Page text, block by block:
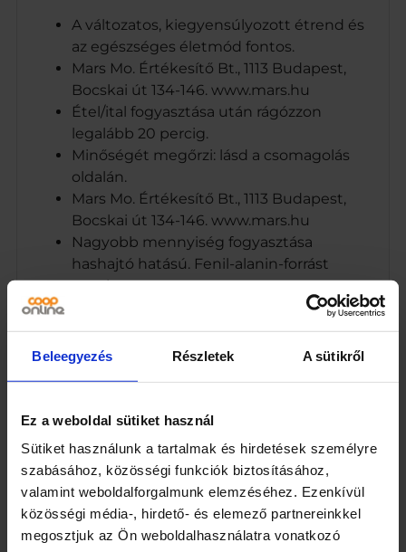
Beleegyezés Részletek A sütikről
Ez a weboldal sütiket használ
Sütiket használunk a tartalmak és hirdetések személyre
szabásához, közösségi funkciók biztosításához,
valamint weboldalforgalmunk elemzéséhez. Ezenkívül
közösségi média-, hirdető- és elemező partnereinkkel
megosztjuk az Ön weboldalhasználatra vonatkozó
A változatos, kiegyensúlyozott étrend és
az egészséges életmód fontos.
Mars Mo. Értékesítő Bt., 1113 Budapest,
Bocskai út 134-146. www.mars.hu
Étel/ital fogyasztása után rágózzon
legalább 20 percig.
Minőségét megőrzi: lásd a csomagolás
oldalán.
Mars Mo. Értékesítő Bt., 1113 Budapest,
Bocskai út 134-146. www.mars.hu
Nagyobb mennyiség fogyasztása
hashajtó hatású. Fenil-alanin-forrást
tartalmaz.
1113 Budapest, Bocskai út 134-146.
Orbit
Kiszerelés
14
Egység (szabadon)
g